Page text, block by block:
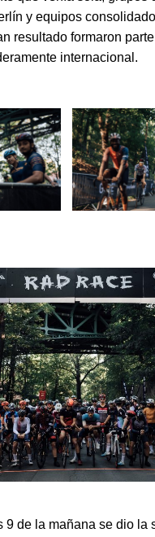
y equipos
resultado formaron
internacional.
9 de la mañana se dio la